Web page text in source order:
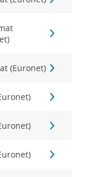
(Euronet)